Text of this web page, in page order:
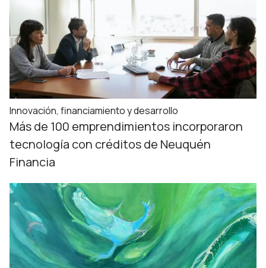
Innovación, financiamiento y desarrollo
Más de 100 emprendimientos incorporaron
tecnología con créditos de Neuquén
Financia